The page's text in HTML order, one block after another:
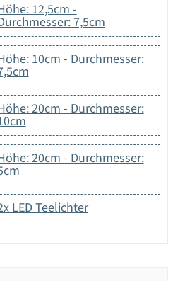
12,5cm -
7,5cm
10cm - Durchmesser:
20cm - Durchmesser:
20cm - Durchmesser:
LED Teelichter